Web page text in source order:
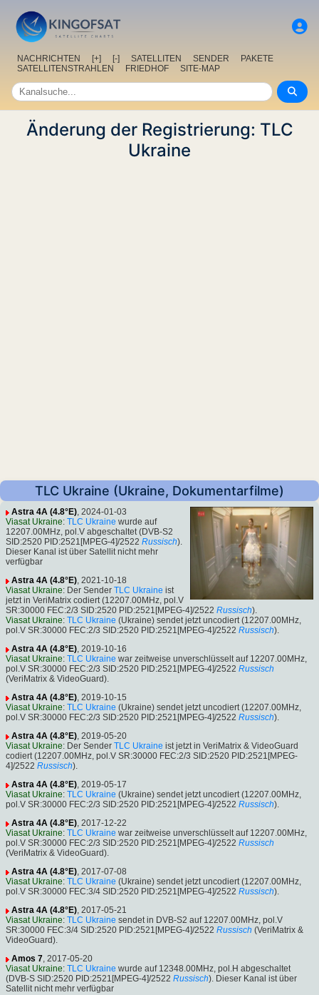
NACHRICHTEN [+] [-] SATELLITEN SENDER
PAKETE
SATELLITENSTRAHLEN
FRIEDHOF SITE-MAP
Änderung der Registrierung: TLC
Ukraine
TLC Ukraine (Ukraine, Dokumentarfilme)
Astra 4A (4.8°E), 2024-01-03
Viasat Ukraine: TLC Ukraine wurde auf
12207.00MHz, pol.V abgeschaltet (DVB-S2
SID:2520 PID:2521[MPEG-4]/2522 Russisch).
Dieser Kanal ist über Satellit nicht mehr
verfügbar
Astra 4A (4.8°E), 2021-10-18
Viasat Ukraine: Der Sender TLC Ukraine ist
jetzt in VeriMatrix codiert (12207.00MHz, pol.V
SR:30000 FEC:2/3 SID:2520 PID:2521[MPEG-4]/2522 Russisch).
Viasat Ukraine: TLC Ukraine (Ukraine) sendet jetzt uncodiert (12207.00MHz,
pol.V SR:30000 FEC:2/3 SID:2520 PID:2521[MPEG-4]/2522 Russisch).
Astra 4A (4.8°E), 2019-10-16
Viasat Ukraine: TLC Ukraine war zeitweise unverschlüsselt auf 12207.00MHz,
pol.V SR:30000 FEC:2/3 SID:2520 PID:2521[MPEG-4]/2522 Russisch
(VeriMatrix & VideoGuard).
Astra 4A (4.8°E), 2019-10-15
Viasat Ukraine: TLC Ukraine (Ukraine) sendet jetzt uncodiert (12207.00MHz,
pol.V SR:30000 FEC:2/3 SID:2520 PID:2521[MPEG-4]/2522 Russisch).
Astra 4A (4.8°E), 2019-05-20
Viasat Ukraine: Der Sender TLC Ukraine ist jetzt in VeriMatrix & VideoGuard
codiert (12207.00MHz, pol.V SR:30000 FEC:2/3 SID:2520 PID:2521[MPEG-
4]/2522 Russisch).
Astra 4A (4.8°E), 2019-05-17
Viasat Ukraine: TLC Ukraine (Ukraine) sendet jetzt uncodiert (12207.00MHz,
pol.V SR:30000 FEC:2/3 SID:2520 PID:2521[MPEG-4]/2522 Russisch).
Astra 4A (4.8°E), 2017-12-22
Viasat Ukraine: TLC Ukraine war zeitweise unverschlüsselt auf 12207.00MHz,
pol.V SR:30000 FEC:2/3 SID:2520 PID:2521[MPEG-4]/2522 Russisch
(VeriMatrix & VideoGuard).
Astra 4A (4.8°E), 2017-07-08
Viasat Ukraine: TLC Ukraine (Ukraine) sendet jetzt uncodiert (12207.00MHz,
pol.V SR:30000 FEC:3/4 SID:2520 PID:2521[MPEG-4]/2522 Russisch).
Astra 4A (4.8°E), 2017-05-21
Viasat Ukraine: TLC Ukraine sendet in DVB-S2 auf 12207.00MHz, pol.V
SR:30000 FEC:3/4 SID:2520 PID:2521[MPEG-4]/2522 Russisch (VeriMatrix &
VideoGuard).
Amos 7, 2017-05-20
Viasat Ukraine: TLC Ukraine wurde auf 12348.00MHz, pol.H abgeschaltet
(DVB-S SID:2520 PID:2521[MPEG-4]/2522 Russisch). Dieser Kanal ist über
Satellit nicht mehr verfügbar